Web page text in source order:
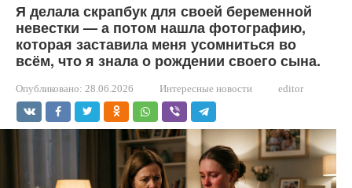
Я делала скрапбук для своей беременной
невестки — а потом нашла фотографию,
которая заставила меня усомниться во
всём, что я знала о рождении своего сына.
Опубликовано: 28.06.2026 Интересные новости editor